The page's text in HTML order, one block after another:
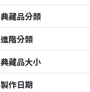
典藏品分類
進階分類
典藏品大小
製作日期